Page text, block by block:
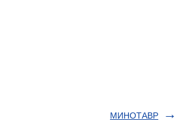
МИНОТАВР